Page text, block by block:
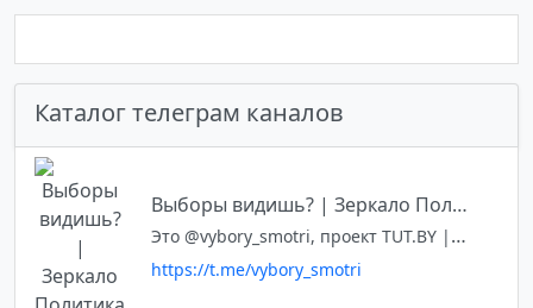
Каталог телеграм каналов
Выборы видишь? | Зеркало Политика
Это @vybory_smotri, проект TUT.BY | Zerkalo.io о политике, протестах и людях внутри. Написать в редакцию: @zerkalo_editor Основной канал: @zerkalo_io Чат: @zerkalo_chat
https://t.me/vybory_smotri